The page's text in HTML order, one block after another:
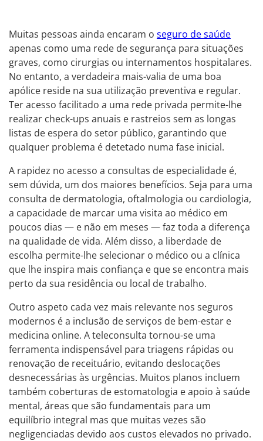
Muitas pessoas ainda encaram o seguro de saúde
apenas como uma rede de segurança para situações
graves, como cirurgias ou internamentos hospitalares.
No entanto, a verdadeira mais-valia de uma boa
apólice reside na sua utilização preventiva e regular.
Ter acesso facilitado a uma rede privada permite-lhe
realizar check-ups anuais e rastreios sem as longas
listas de espera do setor público, garantindo que
qualquer problema é detetado numa fase inicial.
A rapidez no acesso a consultas de especialidade é,
sem dúvida, um dos maiores benefícios. Seja para uma
consulta de dermatologia, oftalmologia ou cardiologia,
a capacidade de marcar uma visita ao médico em
poucos dias — e não em meses — faz toda a diferença
na qualidade de vida. Além disso, a liberdade de
escolha permite-lhe selecionar o médico ou a clínica
que lhe inspira mais confiança e que se encontra mais
perto da sua residência ou local de trabalho.
Outro aspeto cada vez mais relevante nos seguros
modernos é a inclusão de serviços de bem-estar e
medicina online. A teleconsulta tornou-se uma
ferramenta indispensável para triagens rápidas ou
renovação de receituário, evitando deslocações
desnecessárias às urgências. Muitos planos incluem
também coberturas de estomatologia e apoio à saúde
mental, áreas que são fundamentais para um
equilíbrio integral mas que muitas vezes são
negligenciadas devido aos custos elevados no privado.